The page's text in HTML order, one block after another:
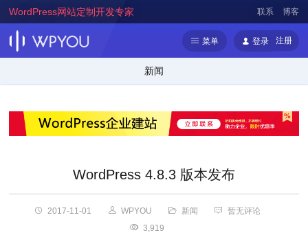
WordPress网站定制开发专家 联系 博客
菜单 登录 注册
新闻
WordPress 4.8.3 版本发布
2017-11-01 WPYOU 新闻
暂无评论
3,919